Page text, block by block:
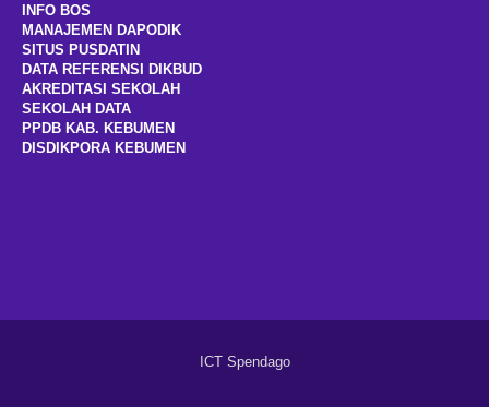
INFO BOS
MANAJEMEN DAPODIK
SITUS PUSDATIN
DATA REFERENSI DIKBUD
AKREDITASI SEKOLAH
SEKOLAH DATA
PPDB KAB. KEBUMEN
DISDIKPORA KEBUMEN
ICT Spendago